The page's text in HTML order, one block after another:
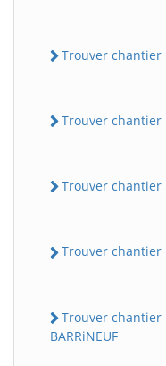
Trouver chantier
Trouver chantier
Trouver chantier
Trouver chantier
Trouver chantier
BARRiNEUF